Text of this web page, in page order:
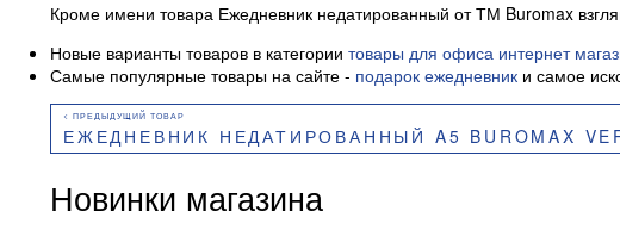
Кроме имени товара Ежедневник недатированный от ТМ Buromax
Новые варианты товаров в категории товары для офиса интернет
Самые популярные товары на сайте - подарок ежедневник и самое
ЕЖЕДНЕВНИК НЕДАТИРОВАННЫЙ A5 BUROMAX
Новинки магазина